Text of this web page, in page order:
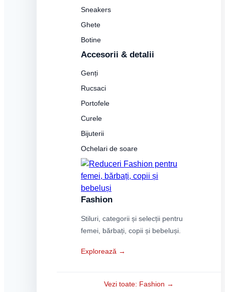
Sneakers
Ghete
Botine
Accesorii & detalii
Genți
Rucsaci
Portofele
Curele
Bijuterii
Ochelari de soare
Fashion
Stiluri, categorii și selecții pentru
femei, bărbați, copii și bebeluși.
Explorează →
Vezi toate: Fashion →